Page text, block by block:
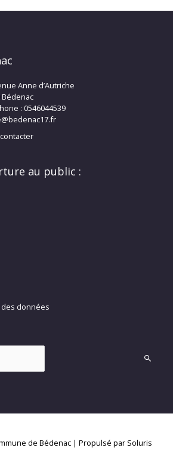
Anne d’Autriche
Bédenac
: 0546044539
au public :
données
de Bédenac | Propulsé par Soluris